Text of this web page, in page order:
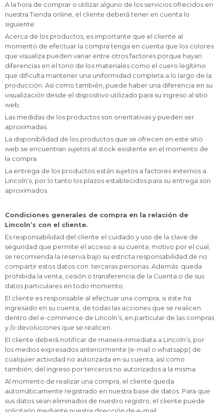
A la hora de comprar o utilizar alguno de los servicios ofrecidos en
nuestra Tienda online, el cliente deberá tener en cuenta lo
siguiente:
Acerca de los productos, es importante que el cliente al
momento de efectuar la compra tenga en cuenta que los colores
que visualiza pueden variar entre otros factores porque hayan
diferencias en el tono de los materiales como el cuero legítimo
que dificulta mantener una uniformidad completa a lo largo de la
producción. Así como también, puede haber una diferencia en su
visualización desde el dispositivo utilizado para su ingreso al sitio
web.
Las medidas de los productos son orientativas y pueden ser
aproximadas.
La disponibilidad de los productos que se ofrecen en este sitio
web se encuentran sujetos al stock existente en el momento de
la compra.
La entrega de los productos están sujetos a factores externos a
Lincoln’s, por lo tanto los plazos establecidos para su entrega son
aproximados.
Condiciones generales de compra en la relación de
Lincoln’s con el cliente.
Es responsabilidad del cliente el cuidado y uso de la clave de
seguridad que permite el acceso a su cuenta; motivo por el cual,
se recomienda la reserva bajo su estricta responsabilidad de no
compartir estos datos con terceras personas. Además queda
prohibida la venta, cesión o transferencia de la Cuenta o de sus
datos particulares en todo momento.
El cliente es responsable al efectuar una compra, si éste ha
ingresado en su cuenta, de todas las acciones que se realicen
dentro del e-commerce de Lincoln’s, en particular de las compras
y /o devoluciones que se realicen.
El cliente deberá notificar de manera inmediata a Lincoln’s, por
los medios expresados anteriormente (e-mail o whatsapp) de
cualquier actividad no autorizada en su cuenta, así como
también, del ingreso por terceros no autorizados a la misma.
Al momento de realizar una compra, el cliente queda
automáticamente registrado en nuestra base de datos. Para que
sus datos sean eliminados de nuestro registro, el cliente puede